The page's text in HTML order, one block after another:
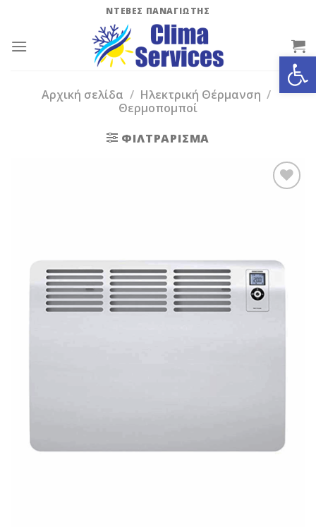
content
ΝΤΕΒΕΣ ΠΑΝΑΓΙΩΤΗΣ
Αρχική σελίδα / Ηλεκτρική Θέρμανση /
Θερμοπομποί
ΦΙΛΤΡΆΡΙΣΜΑ
Wishlist